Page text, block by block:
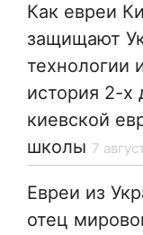
Как евреи
защищают
история 2-х
киевской
школы 7
Евреи из
отец